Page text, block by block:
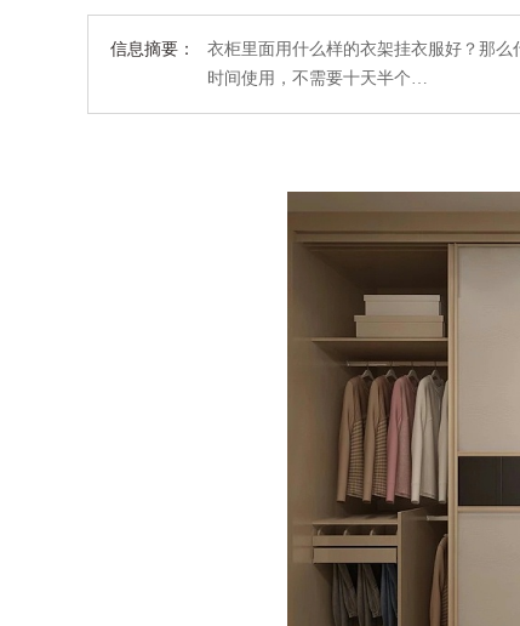
信息摘要：
衣柜里面用什么样的衣架挂衣服好？那
时间使用，不需要十天半个…